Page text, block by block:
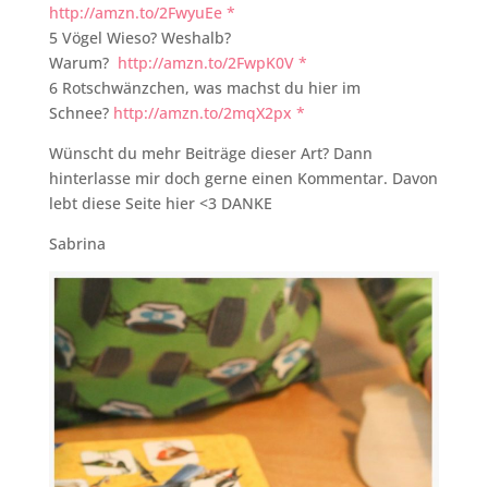
http://amzn.to/2FwyuEe *
5 Vögel Wieso? Weshalb?
Warum? http://amzn.to/2FwpK0V *
6 Rotschwänzchen, was machst du hier im
Schnee? http://amzn.to/2mqX2px *
Wünscht du mehr Beiträge dieser Art? Dann
hinterlasse mir doch gerne einen Kommentar. Davon
lebt diese Seite hier <3 DANKE
Sabrina